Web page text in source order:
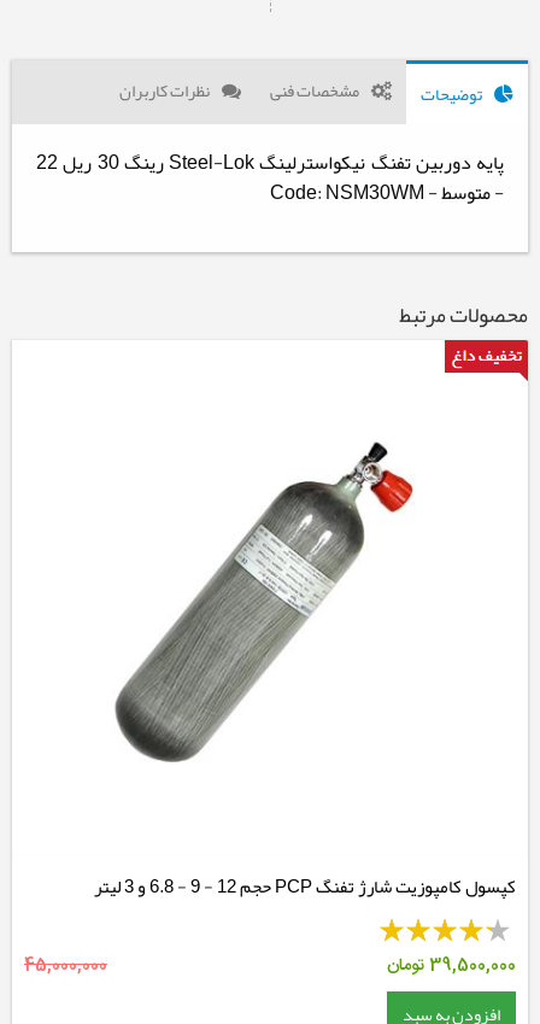
توضیحات مشخصات فنی نظرات کاربران
پایه دوربین تفنگ نیکواسترلینگ Steel-Lok رینگ 30 ریل 22
- متوسط - Code: NSM30WM
محصولات مرتبط
کپسول کامپوزیت شارژ تفنگ PCP حجم 12 - 9 - 6.8 و 3 لیتر
39,500,000تومان 45,000,000
افزودن به سبد